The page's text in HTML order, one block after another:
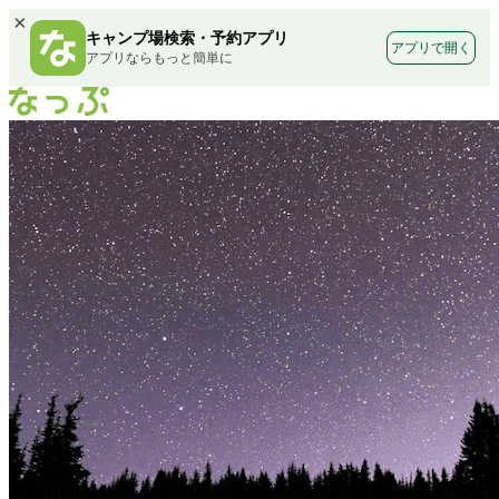
×
キャンプ場検索・予約アプリ
アプリならもっと簡単に
アプリで開く